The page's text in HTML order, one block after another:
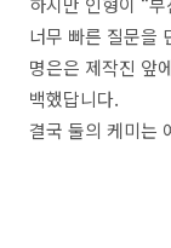
너무 빠른 질문을
명은은 제작진 앞
백했답니다.
결국 둘의 케미는